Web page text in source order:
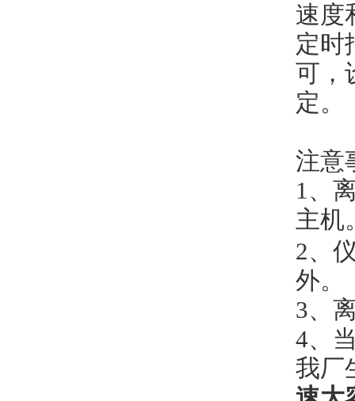
速度
定时
可，
定。
注意
1、
主机
2、
外。
3、
4、
我厂